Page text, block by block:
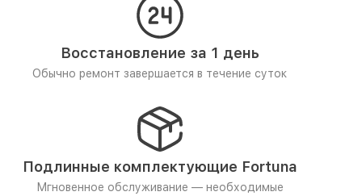
Восстановление за 1 день
Обычно ремонт завершается в течение суток
Подлинные комплектующие Fortuna
Мгновенное обслуживание — необходимые